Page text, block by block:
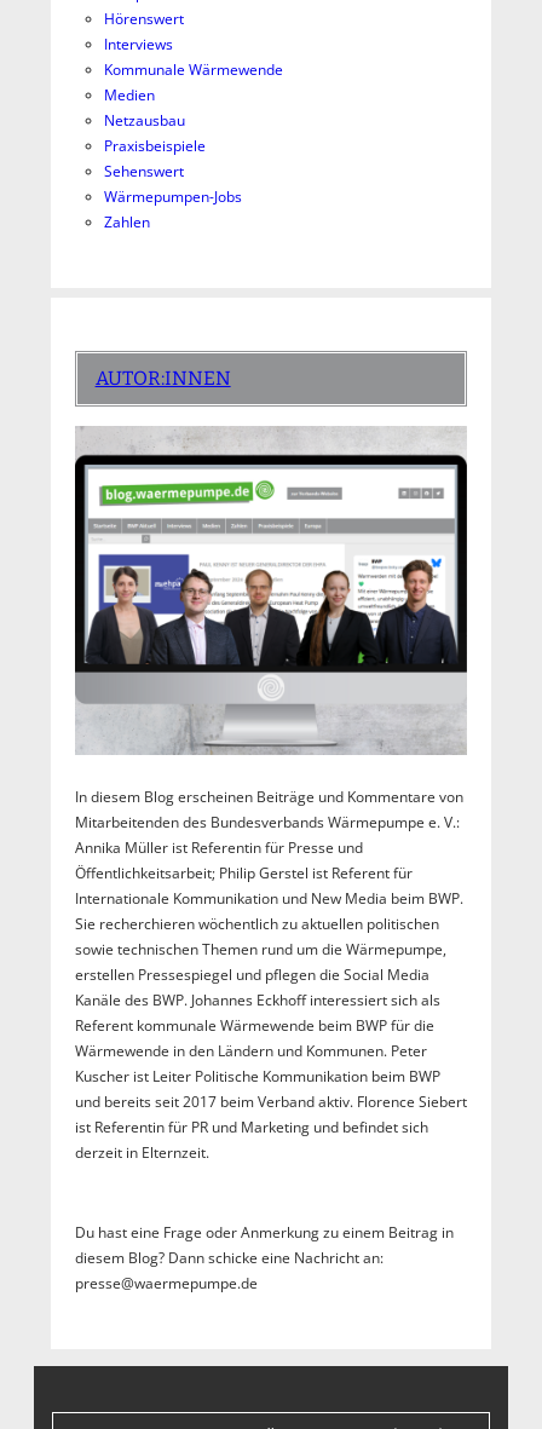
Hörenswert
Interviews
Kommunale Wärmewende
Medien
Netzausbau
Praxisbeispiele
Sehenswert
Wärmepumpen-Jobs
Zahlen
AUTOR:INNEN
In diesem Blog erscheinen Beiträge und Kommentare von
Mitarbeitenden des Bundesverbands Wärmepumpe e. V.:
Annika Müller ist Referentin für Presse und
Öffentlichkeitsarbeit; Philip Gerstel ist Referent für
Internationale Kommunikation und New Media beim BWP.
Sie recherchieren wöchentlich zu aktuellen politischen
sowie technischen Themen rund um die Wärmepumpe,
erstellen Pressespiegel und pflegen die Social Media
Kanäle des BWP. Johannes Eckhoff interessiert sich als
Referent kommunale Wärmewende beim BWP für die
Wärmewende in den Ländern und Kommunen. Peter
Kuscher ist Leiter Politische Kommunikation beim BWP
und bereits seit 2017 beim Verband aktiv. Florence Siebert
ist Referentin für PR und Marketing und befindet sich
derzeit in Elternzeit.
Du hast eine Frage oder Anmerkung zu einem Beitrag in
diesem Blog? Dann schicke eine Nachricht an:
presse@waermepumpe.de